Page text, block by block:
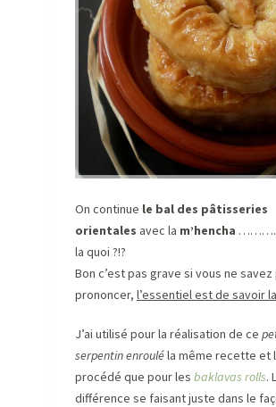
On continue le bal des pâtisseries
orientales avec la m’hencha
la quoi ?!?
Bon c’est pas grave si vous ne savez
prononcer, l’essentiel est de savoir
J’ai utilisé pour la réalisation de ce
serpentin enrouléla même recette et
procédé que pour les baklavas rolls.
différence se faisant juste dans le